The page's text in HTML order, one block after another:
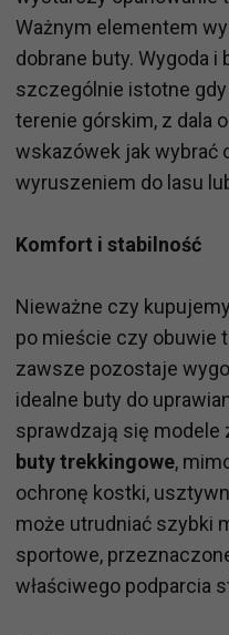
Ważnym elementem
dobrane buty. Wygoda
szczególnie istotne
terenie górskim, z dala
wskazówek jak wybrać
wyruszeniem do lasu
Komfort i stabilność
Nieważne czy
po mieście czy obuwie
zawsze pozostaje
idealne buty do
sprawdzają się modele
buty trekkingowe,
ochronę kostki,
może utrudniać szybki
sportowe,
właściwego podparcia